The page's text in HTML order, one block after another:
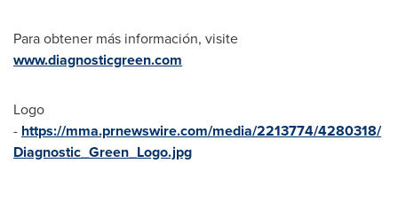
Para obtener más información, visite
www.diagnosticgreen.com
Logo
- https://mma.prnewswire.com/media/2213774/4280318/
Diagnostic_Green_Logo.jpg